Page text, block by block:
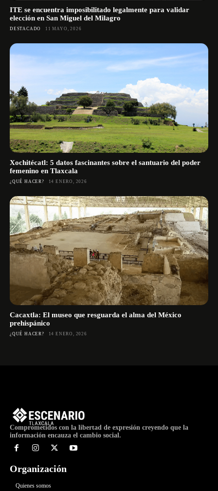
ITE se encuentra imposibilitado legalmente para validar
elección en San Miguel del Milagro
DESTACADO 11 MAYO, 2026
Xochitécatl: 5 datos fascinantes sobre el santuario del poder
femenino en Tlaxcala
¿QUÉ HACER? 14 ENERO, 2026
Cacaxtla: El museo que resguarda el alma del México
prehispánico
¿QUÉ HACER? 14 ENERO, 2026
Comprometidos con la libertad de expresión creyendo que la
información encauza el cambio social.
Organización
Quienes somos